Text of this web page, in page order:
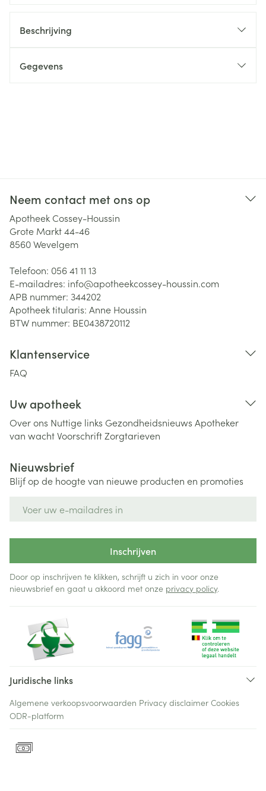
Beschrijving
Gegevens
Neem contact met ons op
Apotheek Cossey-Houssin
Grote Markt 44-46
8560Wevelgem
Telefoon: 056 41 11 13
E-mailadres: info@apotheekcossey-houssin.com
APB nummer: 344202
Apotheek titularis: Anne Houssin
BTW nummer: BE0438720112
Klantenservice
FAQ
Uw apotheek
Over ons Nuttige links Gezondheidsnieuws Apotheker
van wachtVoorschriftZorgtarieven
Nieuwsbrief
Blijf op de hoogte van nieuwe producten en promoties
Inschrijven
Door op inschrijven te klikken, schrijft u zich in voor onze
nieuwsbrief en gaat u akkoord met onze privacy policy.
Juridische links
Algemene verkoopsvoorwaarden Privacy disclaimer Cookies
ODR-platform